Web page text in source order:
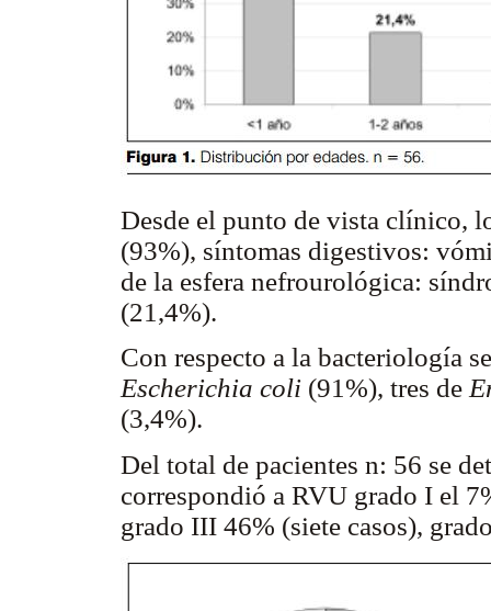
Desde el punto de vista clínico,
(93%), síntomas digestivos:
de la esfera nefrourológica:
(21,4%).
Con respecto a la bacteriología
Escherichia coli (91%), tres de
(3,4%).
Del total de pacientes n: 56 se
correspondió a RVU grado I el
grado III 46% (siete casos),